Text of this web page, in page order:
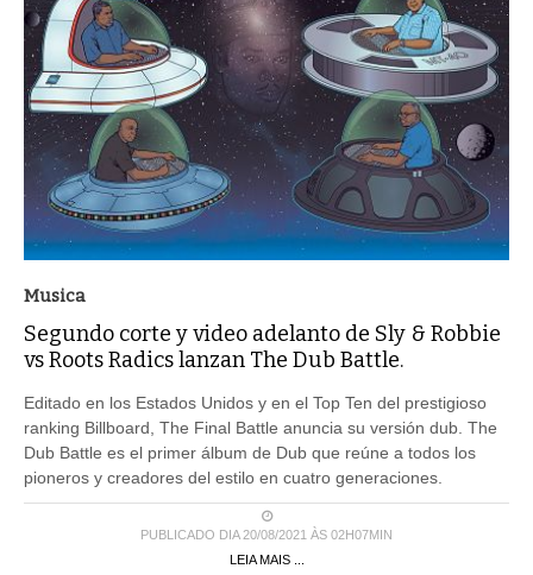
Musica
Segundo corte y video adelanto de Sly & Robbie
vs Roots Radics lanzan The Dub Battle.
Editado en los Estados Unidos y en el Top Ten del prestigioso
ranking Billboard, The Final Battle anuncia su versión dub. The
Dub Battle es el primer álbum de Dub que reúne a todos los
pioneros y creadores del estilo en cuatro generaciones.
PUBLICADO DIA 20/08/2021 ÀS 02H07MIN
LEIA MAIS ...